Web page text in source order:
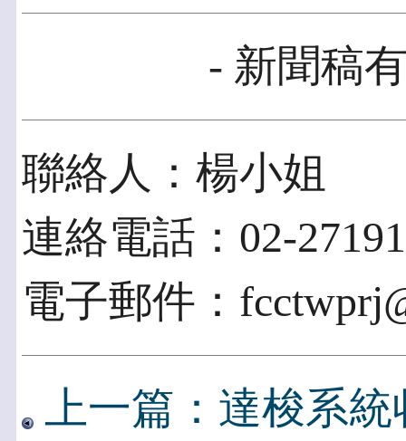
- 新聞稿
聯絡人：楊小姐
連絡電話：02-
電子郵件：
上一篇：達梭系